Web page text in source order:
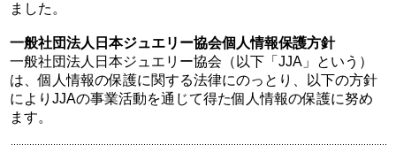
ました。
一般社団法人日本ジュエリー協会個人情報保護方針
一般社団法人日本ジュエリー協会（以下「JJA」という）
は、個人情報の保護に関する法律にのっとり、以下の方針
によりJJAの事業活動を通じて得た個人情報の保護に努め
ます。